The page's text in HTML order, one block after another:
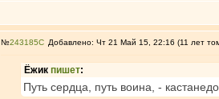
№243185 Добавлено: Чт 21 Май 15, 22:16 (11 лет
Ёжик пишет:
Путь сердца, путь воина, -